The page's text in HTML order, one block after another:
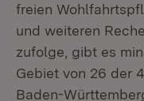
freien
und weiteren
zufolge, gibt es
Gebiet von 26 der
Baden-